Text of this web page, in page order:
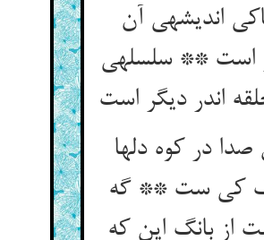
اندیشه‏ی آن
است ** سلسله‏ی
اندر دیگر است‏
صدا در کوه دلها
کی ست ** گه
از بانگ این که